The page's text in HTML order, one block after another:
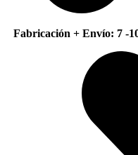
Fabricación + Envío: 7 -